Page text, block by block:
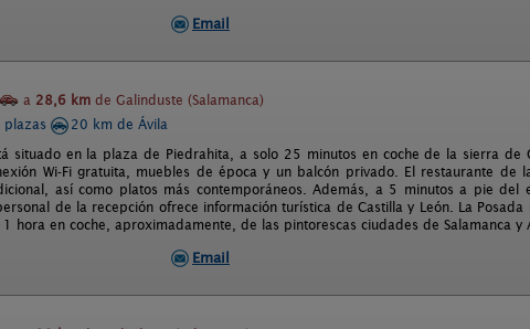
Email
a 28,6 km de Galinduste (Salamanca)
plazas
20 km de Ávila
situado en la plaza de Piedrahita, a solo 25 minutos en coche de la sierra de
Wi-Fi gratuita, muebles de época y un balcón privado. El restaurante de
así como platos más contemporáneos. Además, a 5 minutos a pie del
de la recepción ofrece información turística de Castilla y León. La Posada
hora en coche, aproximadamente, de las pintorescas ciudades de Salamanca y
Email